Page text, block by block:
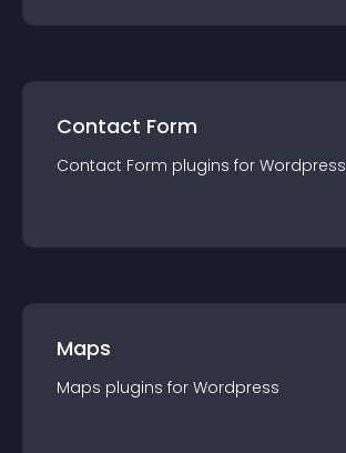
Contact Form
Contact Form plugins for Wordpress
Maps
Maps plugins for Wordpress